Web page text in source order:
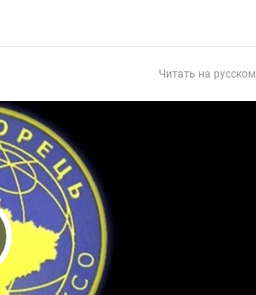
Читать на русском
Video